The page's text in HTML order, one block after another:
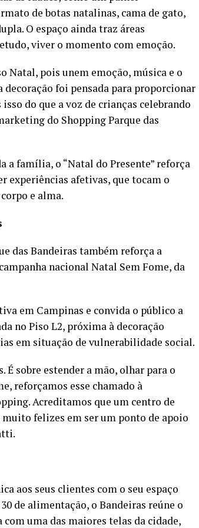
de botas natalinas, cama de gato,
O espaço ainda traz áreas
viver o momento com emoção.
Natal, pois unem emoção, música e o
foi pensada para proporcionar
do que a voz de crianças celebrando
do Shopping Parque das
a família, o “Natal do Presente” reforça
experiências afetivas, que tocam o
e alma.
das Bandeiras também reforça a
nacional Natal Sem Fome, da
em Campinas e convida o público a
no Piso L2, próxima à decoração
em situação de vulnerabilidade social.
sobre estender a mão, olhar para o
reforçamos esse chamado à
Acreditamos que um centro de
felizes em ser um ponto de apoio
aos seus clientes com o seu espaço
de alimentação, o Bandeiras reúne o
uma das maiores telas da cidade,